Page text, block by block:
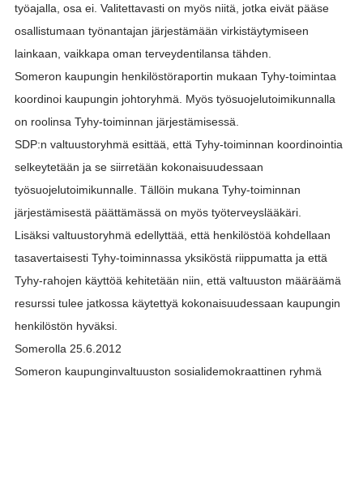
työajalla, osa ei. Valitettavasti on myös niitä, jotka eivät pääse
osallistumaan työnantajan järjestämään virkistäytymiseen
lainkaan, vaikkapa oman terveydentilansa tähden.
Someron kaupungin henkilöstöraportin mukaan Tyhy-toimintaa
koordinoi kaupungin johtoryhmä. Myös työsuojelutoimikunnalla
on roolinsa Tyhy-toiminnan järjestämisessä.
SDP:n valtuustoryhmä esittää, että Tyhy-toiminnan koordinointia
selkeytetään ja se siirretään kokonaisuudessaan
työsuojelutoimikunnalle. Tällöin mukana Tyhy-toiminnan
järjestämisestä päättämässä on myös työterveyslääkäri.
Lisäksi valtuustoryhmä edellyttää, että henkilöstöä kohdellaan
tasavertaisesti Tyhy-toiminnassa yksiköstä riippumatta ja että
Tyhy-rahojen käyttöä kehitetään niin, että valtuuston määräämä
resurssi tulee jatkossa käytettyä kokonaisuudessaan kaupungin
henkilöstön hyväksi.
Somerolla 25.6.2012
Someron kaupunginvaltuuston sosialidemokraattinen ryhmä